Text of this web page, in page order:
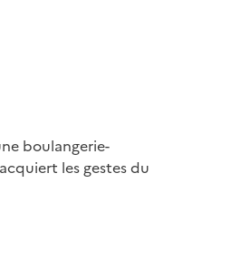
boulangerie-
les gestes du